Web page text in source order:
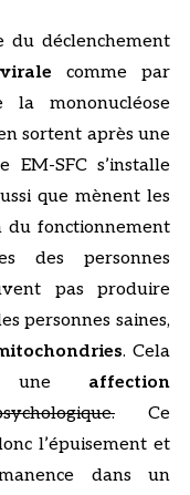
du déclenchement
comme par
la mononucléose
sortent après une
SFC s’installe
que mènent les
du fonctionnement
des personnes
pas produire
personnes saines,
. Cela
une affection
Ce
l’épuisement et
dans un